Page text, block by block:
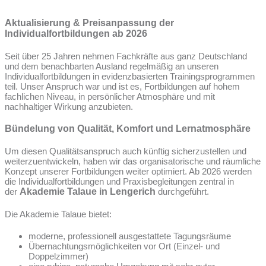
Aktualisierung & Preisanpassung der
Individualfortbildungen ab 2026
Seit über 25 Jahren nehmen Fachkräfte aus ganz Deutschland
und dem benachbarten Ausland regelmäßig an unseren
Individualfortbildungen in evidenzbasierten Trainingsprogrammen
teil. Unser Anspruch war und ist es, Fortbildungen auf hohem
fachlichen Niveau, in persönlicher Atmosphäre und mit
nachhaltiger Wirkung anzubieten.
Bündelung von Qualität, Komfort und Lernatmosphäre
Um diesen Qualitätsanspruch auch künftig sicherzustellen und
weiterzuentwickeln, haben wir das organisatorische und räumliche
Konzept unserer Fortbildungen weiter optimiert. Ab 2026 werden
die Individualfortbildungen und Praxisbegleitungen zentral in
der Akademie Talaue in Lengerich durchgeführt.
Die Akademie Talaue bietet:
moderne, professionell ausgestattete Tagungsräume
Übernachtungsmöglichkeiten vor Ort (Einzel- und
Doppelzimmer)